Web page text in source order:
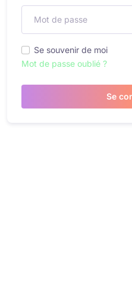
Se souvenir de moi
Mot de passe oublié ?
Se